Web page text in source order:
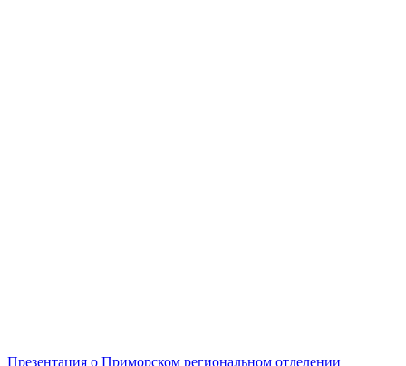
Презентация о Приморском региональном отделении